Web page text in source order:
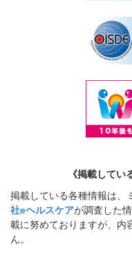
《掲載してい
掲載している各種情報は、
社eヘルスケアが調査した
載に努めておりますが、内
ん。